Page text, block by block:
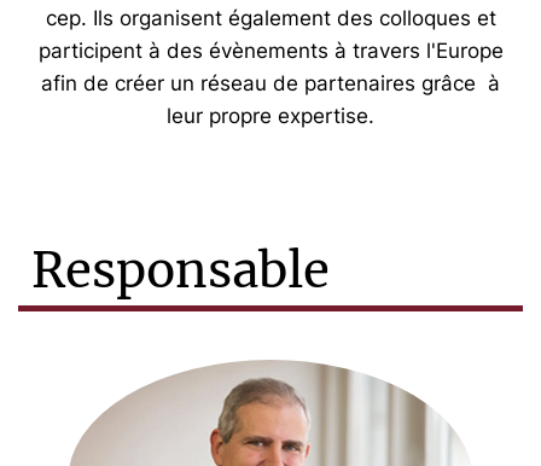
cep. Ils organisent également des colloques et
participent à des évènements à travers l'Europe
afin de créer un réseau de partenaires grâce à
leur propre expertise.
Responsable